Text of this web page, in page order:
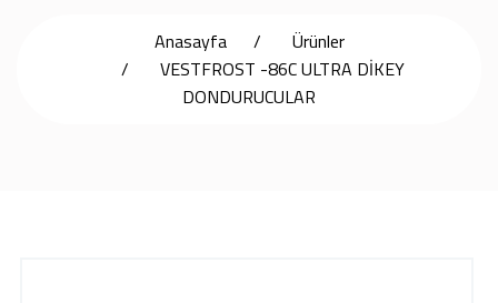
Anasayfa
Ürünler
VESTFROST -86C ULTRA DİKEY
DONDURUCULAR